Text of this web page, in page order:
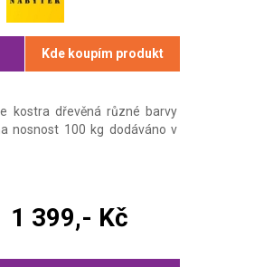
Kde koupím produkt
kostra dřevěná různé barvy
nosnost 100 kg dodáváno v
1 399,- Kč